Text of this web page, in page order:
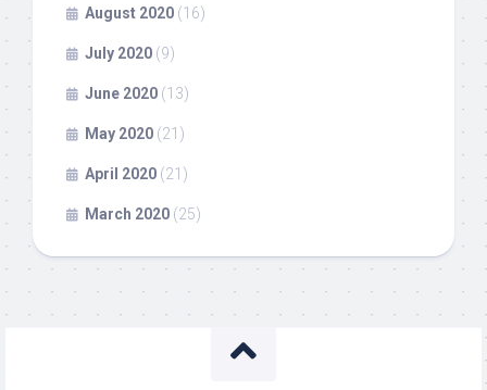
August 2020 (16)
July 2020 (9)
June 2020 (13)
May 2020 (21)
April 2020 (21)
March 2020 (25)